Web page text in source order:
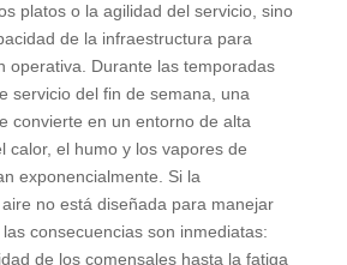
platos o la agilidad del servicio, sino
de la infraestructura para
operativa. Durante las temporadas
servicio del fin de semana, una
convierte en un entorno de alta
calor, el humo y los vapores de
exponencialmente. Si la
no está diseñada para manejar
consecuencias son inmediatas:
de los comensales hasta la fatiga